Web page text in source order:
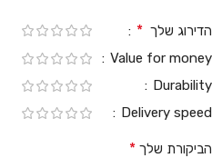
הדירוג שלך *
Value for money
Durability
Delivery speed
הביקורת שלך *